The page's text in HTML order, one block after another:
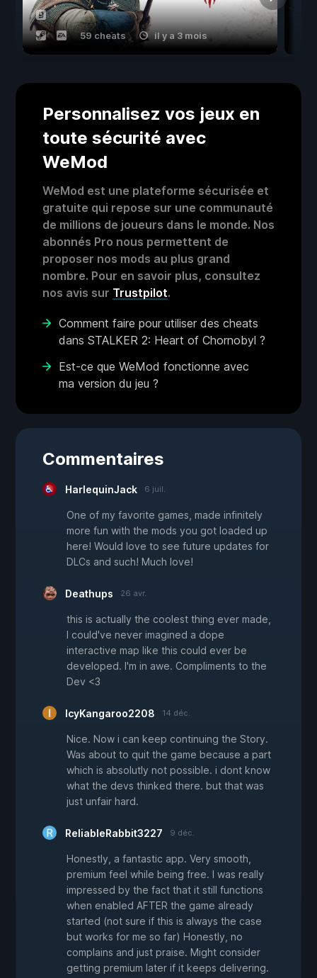
59 cheats il y a 3 mois
Personnalisez vos jeux en
toute sécurité avec
WeMod
WeMod est une plateforme sécurisée et
gratuite qui repose sur une communauté
de millions de joueurs dans le monde. Nos
abonnés Pro nous permettent de
proposer nos mods au plus grand
nombre. Pour en savoir plus, consultez
nos avis sur Trustpilot.
Comment faire pour utiliser des cheats
dans STALKER 2: Heart of Chornobyl ?
Est-ce que WeMod fonctionne avec
ma version du jeu ?
Commentaires
HarlequinJack 6 juil.
One of my favorite games, made infinitely
more fun with the mods you got loaded up
here! Would love to see future updates for
DLCs and such! Much love!
Deathups 26 avr.
this is actually the coolest thing ever made,
I could've never imagined a dope
interactive map like this could ever be
developed. I'm in awe. Compliments to the
Dev <3
IcyKangaroo2208 14 déc.
Nice. Now i can keep continuing the Story.
Was about to quit the game because a part
which is absolutly not possible. i dont know
what the devs thinked there. but that was
just unfair hard.
ReliableRabbit3227 9 déc.
Honestly, a fantastic app. Very smooth,
premium feel while being free. I was really
impressed by the fact that it still functions
when enabled AFTER the game already
started (not sure if this is always the case
but works for me so far) Honestly, no
complains and just praise. Might consider
getting premium later if it keeps delivering.